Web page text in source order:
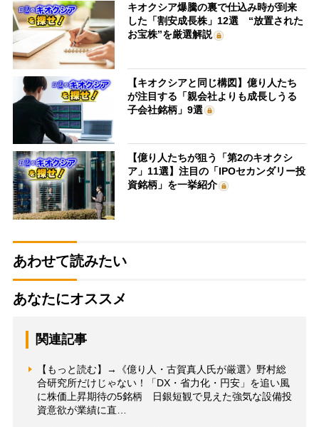
キオクシア爆騰の裏で仕込み時が到来
した「割安成長株」12選 “放置された
お宝株”を厳選解説
【キオクシアと同じ構図】億り人たち
が注目する「親会社よりも成長しうる
子会社銘柄」9選
【億り人たちが狙う「第2のキオクシ
ア」11選】注目の「IPOセカンダリー投
資銘柄」を一挙紹介
あわせて読みたい
あなたにオススメ
関連記事
【もっと読む】→《億り人・古賀真人氏が厳選》野村総
合研究所だけじゃない！「DX・省力化・円安」を追い風
に株価上昇期待の5銘柄 日銀短観で見えた強気な設備投
資意欲が業績に直…